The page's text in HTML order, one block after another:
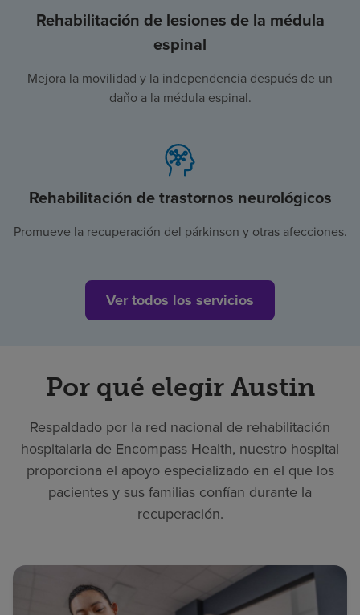
Rehabilitación de lesiones de la médula
espinal
Mejora la movilidad y la independencia después de un
daño a la médula espinal.
Rehabilitación de trastornos neurológicos
Promueve la recuperación del párkinson y otras afecciones.
Ver todos los servicios
Por qué elegir Austin
Respaldado por la red nacional de rehabilitación
hospitalaria de Encompass Health, nuestro hospital
proporciona el apoyo especializado en el que los
pacientes y sus familias confían durante la
recuperación.